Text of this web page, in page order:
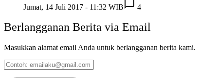
Jumat, 14 Juli 2017 - 11:32 WIB
4
Berlangganan Berita via Email
Masukkan alamat email Anda untuk berlangganan berita kami.
Contoh:
emailaku@gmail.com